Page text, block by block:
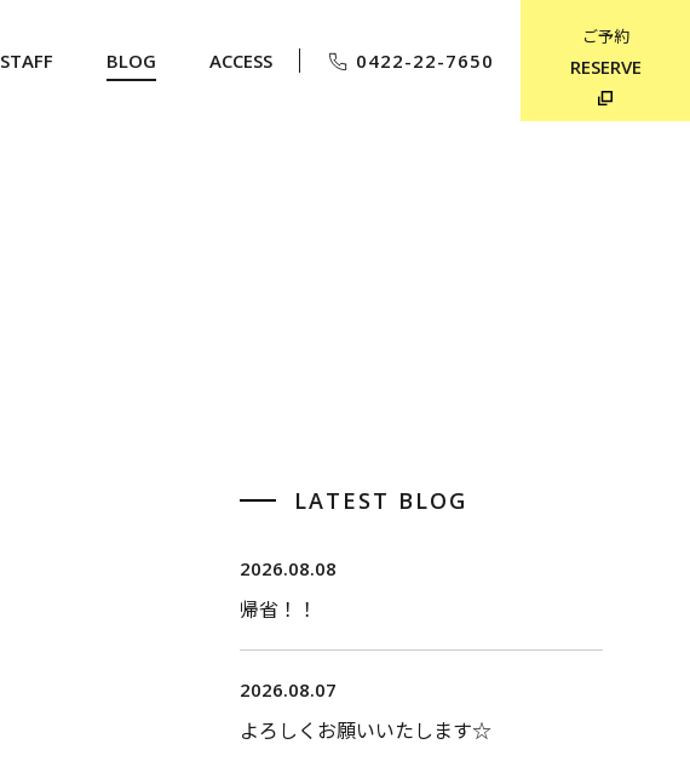
STAFF BLOG ACCESS 0422-22-7650
ご予約
RESERVE
LATEST BLOG
2026.08.08
帰省！！
2026.08.07
よろしくお願いいたします☆